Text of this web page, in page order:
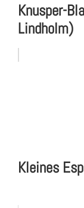
Knusper-
Lindholm)
Kleines